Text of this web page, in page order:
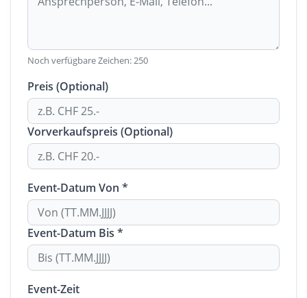
Noch verfügbare Zeichen:250
Preis (Optional)
Vorverkaufspreis (Optional)
Event-Datum Von *
Event-Datum Bis *
Event-Zeit